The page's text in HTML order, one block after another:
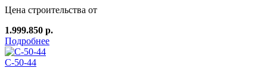
Цена строительства от
1.999.850 р.
Подробнее
C-50-44